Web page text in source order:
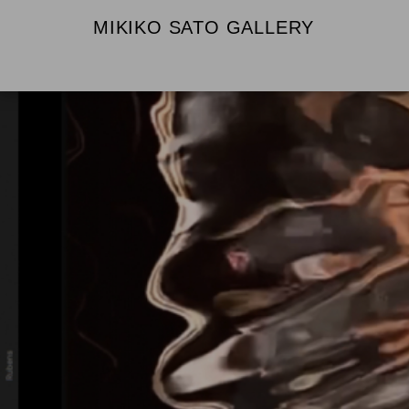
MIKIKO SATO GALLERY